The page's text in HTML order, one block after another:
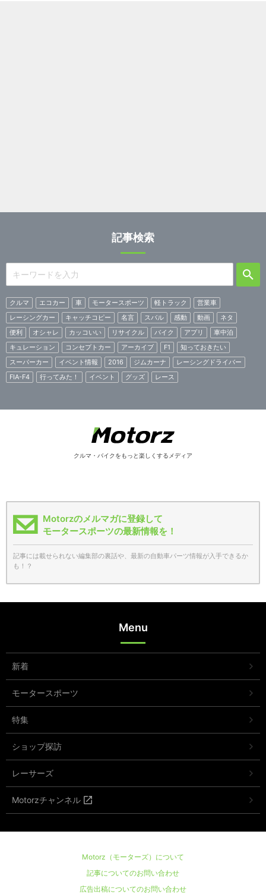
記事検索
クルマ エコカー 車 モータースポーツ 軽トラック
営業車
レーシングカー
キャッチコピー 名言 スバル 感動 動画
ネタ
便利
オシャレ カッコいい リサイクル バイク アプリ
車中泊
キュレーション
コンセプトカー アーカイブ F1
知っておきたい
スーパーカー
イベント情報 2016 ジムカーナ
レーシングドライバー
FIA-F4
行ってみた！ イベント グッズ レース
クルマ・バイクをもっと楽しくするメディア
Motorzのメルマガに登録して
モータースポーツの最新情報を！
記事には載せられない編集部の裏話や、最新の自動車パーツ情報が入手できるか
も！？
Menu
新着
モータースポーツ
特集
ショップ探訪
レーサーズ
Motorzチャンネル
Motorz（モーターズ）について
記事についてのお問い合わせ
広告出稿についてのお問い合わせ